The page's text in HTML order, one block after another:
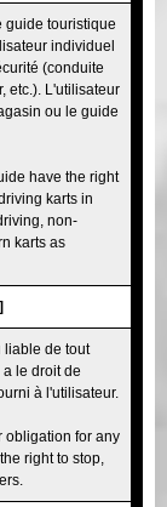
guide touristique
individuel
(conduite
etc.). L'utilisateur
ou le guide
have the right
karts in
non-
karts as
liable de tout
le droit de
à l'utilisateur.
obligation for any
right to stop,